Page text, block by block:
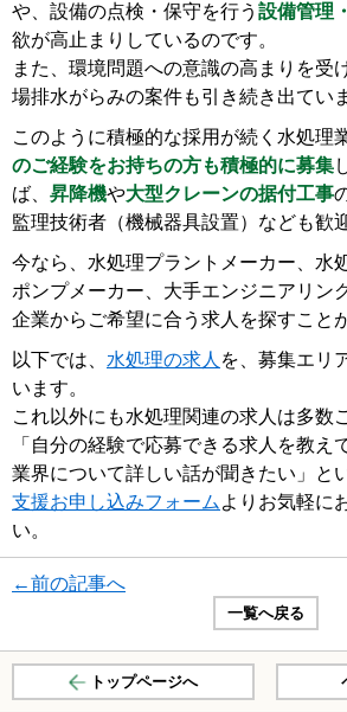
や、設備の点検・保守を行う 設備管理
欲が高止まりしているのです。
また、環境問題への意識の高まりを受
場排水がらみの案件も引き続き出てい
このように積極的な採用が続く水処理
のご経験をお持ちの方も積極的に募集
ば、 昇降機や大型クレーンの据付工事
監理技術者（機械器具設置）なども歓
今なら、水処理プラントメーカー、水
ポンプメーカー、大手エンジニアリン
企業からご希望に合う求人を探すこと
以下では、 水処理の求人 を、募集エリ
います。
これ以外にも水処理関連の求人は多数
「自分の経験で応募できる求人を教え
業界について詳しい話が聞きたい」と
支援お申し込みフォーム よりお気軽に
い。
←前の記事へ
一覧へ戻る
トップページへ